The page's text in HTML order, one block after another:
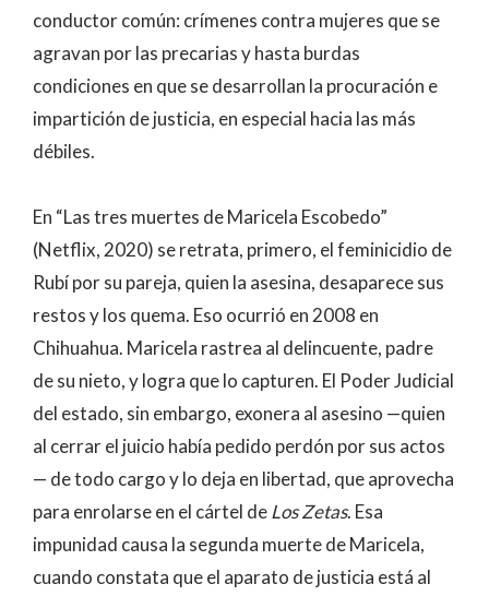
conductor común: crímenes contra mujeres que se
agravan por las precarias y hasta burdas
condiciones en que se desarrollan la procuración e
impartición de justicia, en especial hacia las más
débiles.
En “Las tres muertes de Maricela Escobedo”
(Netflix, 2020) se retrata, primero, el feminicidio de
Rubí por su pareja, quien la asesina, desaparece sus
restos y los quema. Eso ocurrió en 2008 en
Chihuahua. Maricela rastrea al delincuente, padre
de su nieto, y logra que lo capturen. El Poder Judicial
del estado, sin embargo, exonera al asesino —quien
al cerrar el juicio había pedido perdón por sus actos
— de todo cargo y lo deja en libertad, que aprovecha
para enrolarse en el cártel deLos Zetas. Esa
impunidad causa la segunda muerte de Maricela,
cuando constata que el aparato de justicia está al